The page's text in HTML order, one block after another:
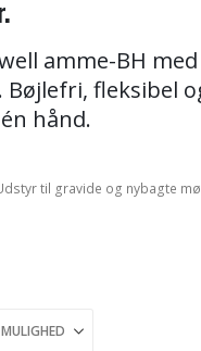
Den
aktuelle
pris
er:
250,00 kr..
amme-BH med
fleksibel
hånd.
til gravide og nybagte